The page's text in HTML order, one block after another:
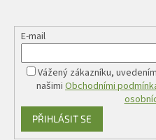
E-mail
Vážený zákazníku,
našimi Obchodními
PŘIHLÁSIT SE